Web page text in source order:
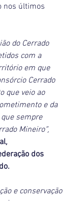
nos últimos
do Cerrado
com a
em que
Cerrado
que veio ao
e da
sempre
Mineiro”,
dos
e conservação